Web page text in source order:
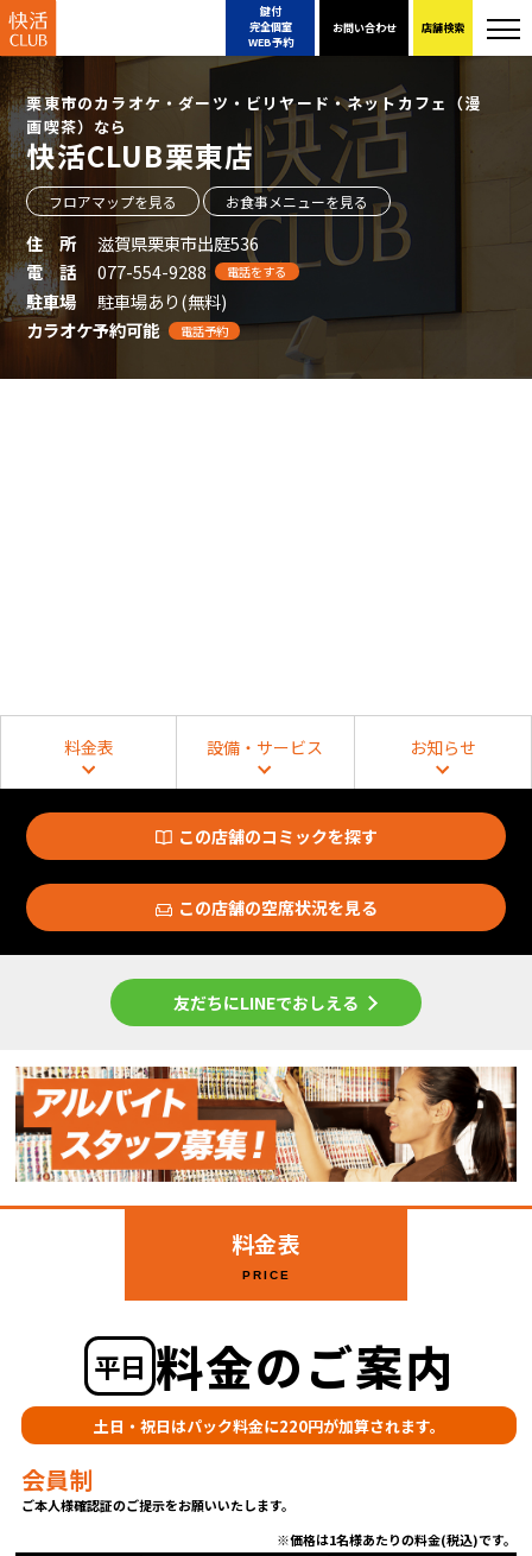
鍵付
完全個室
WEB予約
お問い合わせ 店舗検索
栗東市のカラオケ・ダーツ・ビリヤード・ネットカフェ（漫
画喫茶）なら
快活CLUB栗東店
フロアマップを見る お食事メニューを見る
住 所
滋賀県栗東市出庭536
電 話
077-554-9288 電話をする
駐車場
駐車場あり(無料)
カラオケ予約可能
電話予約
料金表 設備・サービス お知らせ
この店舗のコミックを探す
この店舗の空席状況を見る
友だちにLINEでおしえる
料金表
PRICE
平日 料金のご案内
土日・祝日はパック料金に220円が加算されます。
会員制
ご本人様確認証のご提示をお願いいたします。
価格は1名様あたりの料金(税込)です。